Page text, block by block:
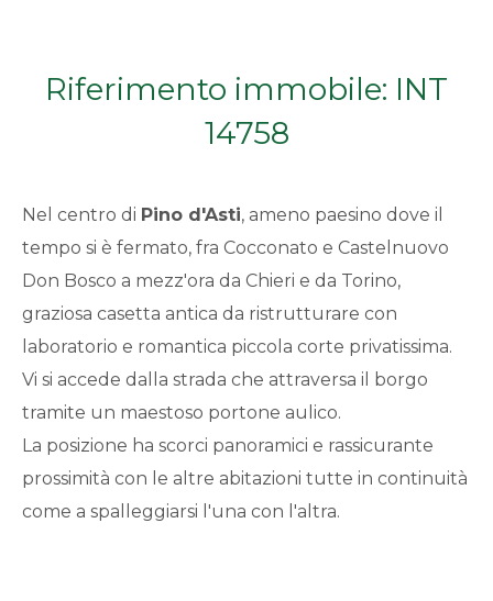
Riferimento immobile: INT
14758
Nel centro di Pino d'Asti, ameno paesino dove il
tempo si è fermato, fra Cocconato e Castelnuovo
Don Bosco a mezz'ora da Chieri e da Torino,
graziosa casetta antica da ristrutturare con
laboratorio e romantica piccola corte privatissima.
Vi si accede dalla strada che attraversa il borgo
tramite un maestoso portone aulico.
La posizione ha scorci panoramici e rassicurante
prossimità con le altre abitazioni tutte in continuità
come a spalleggiarsi l'una con l'altra.
1
3
4
5
5+
Bagni
minimi